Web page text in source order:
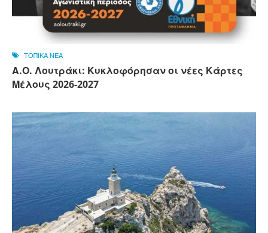
ΤΟΠΙΚΑ ΝΕΑ
Α.Ο. Λουτράκι: Κυκλοφόρησαν οι νέες Κάρτες
Μέλους 2026-2027